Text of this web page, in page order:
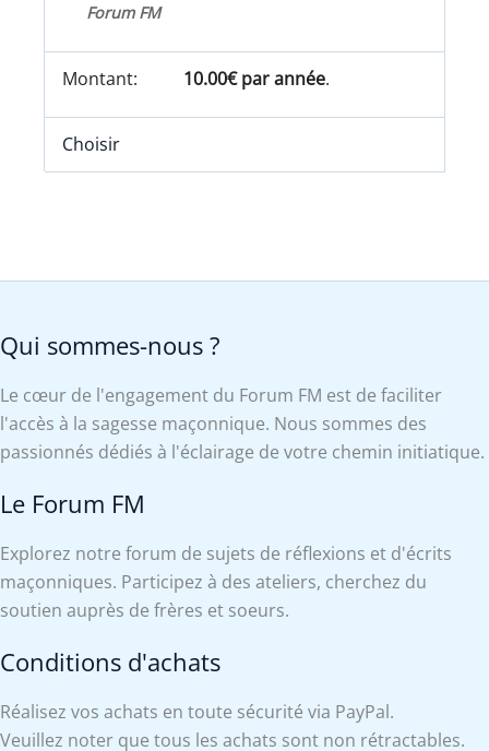
Forum FM
10.00€ par année.
Choisir
Qui sommes-nous ?
Le cœur de l'engagement du Forum FM est de faciliter
l'accès à la sagesse maçonnique. Nous sommes des
passionnés dédiés à l'éclairage de votre chemin initiatique.
Le Forum FM
Explorez notre forum de sujets de réflexions et d'écrits
maçonniques. Participez à des ateliers, cherchez du
soutien auprès de frères et soeurs.
Conditions d'achats
Réalisez vos achats en toute sécurité via PayPal.
Veuillez noter que tous les achats sont non rétractables.